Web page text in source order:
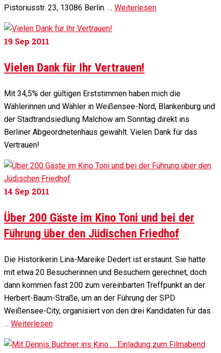
Pistoriusstr. 23, 13086 Berlin. … Weiterlesen
19 Sep 2011
Vielen Dank für Ihr Vertrauen!
Mit 34,5% der gültigen Erststimmen haben mich die
Wählerinnen und Wähler in Weißensee-Nord, Blankenburg und
der Stadtrandsiedlung Malchow am Sonntag direkt ins
Berliner Abgeordnetenhaus gewählt. Vielen Dank für das
Vertrauen!
14 Sep 2011
Über 200 Gäste im Kino Toni und bei der
Führung über den Jüdischen Friedhof
Die Historikerin Lina-Mareike Dedert ist erstaunt. Sie hatte
mit etwa 20 Besucherinnen und Besuchern gerechnet, doch
dann kommen fast 200 zum vereinbarten Treffpunkt an der
Herbert-Baum-Straße, um an der Führung der SPD
Weißensee-City, organisiert von den drei Kandidaten für das
… Weiterlesen